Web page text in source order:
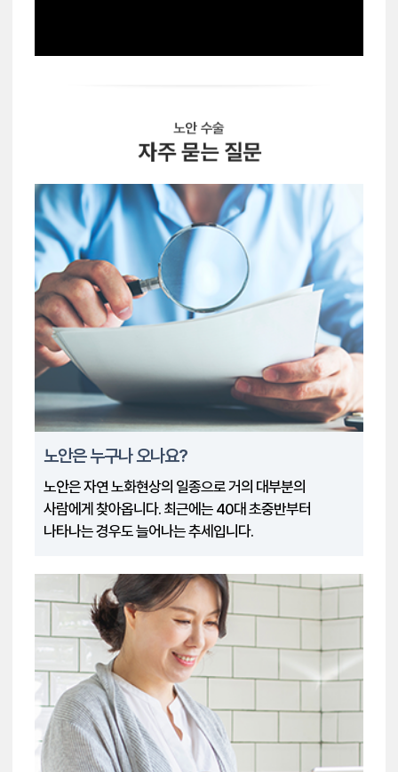
노안은 누구나 오나요?
노안은 자연 노화현상의 일종으로 거의 대부분의
사람에게 찾아옵니다. 최근에는 40대 초중반부터
나타나는 경우도 늘어나는 추세입니다.